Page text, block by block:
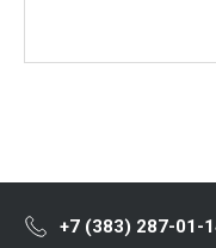
+7 (383) 287-01-